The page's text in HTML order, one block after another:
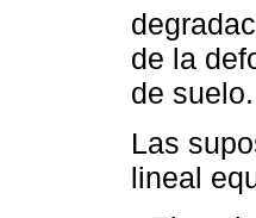
de la
de suelo.
Las
lineal